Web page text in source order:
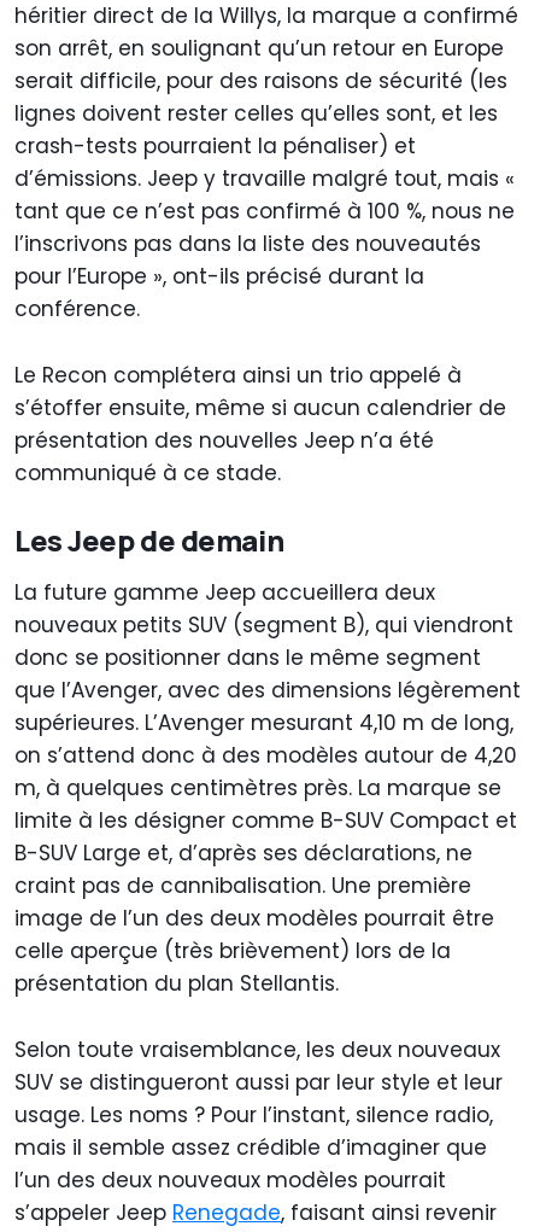
héritier direct de la Willys, la marque a confirmé
son arrêt, en soulignant qu’un retour en Europe
serait difficile, pour des raisons de sécurité (les
lignes doivent rester celles qu’elles sont, et les
crash-tests pourraient la pénaliser) et
d’émissions. Jeep y travaille malgré tout, mais «
tant que ce n’est pas confirmé à 100 %, nous ne
l’inscrivons pas dans la liste des nouveautés
pour l’Europe », ont-ils précisé durant la
conférence.
Le Recon complétera ainsi un trio appelé à
s’étoffer ensuite, même si aucun calendrier de
présentation des nouvelles Jeep n’a été
communiqué à ce stade.
Les Jeep de demain
La future gamme Jeep accueillera deux
nouveaux petits SUV (segment B), qui viendront
donc se positionner dans le même segment
que l’Avenger, avec des dimensions légèrement
supérieures. L’Avenger mesurant 4,10 m de long,
on s’attend donc à des modèles autour de 4,20
m, à quelques centimètres près. La marque se
limite à les désigner comme B-SUV Compact et
B-SUV Large et, d’après ses déclarations, ne
craint pas de cannibalisation. Une première
image de l’un des deux modèles pourrait être
celle aperçue (très brièvement) lors de la
présentation du plan Stellantis.
Selon toute vraisemblance, les deux nouveaux
SUV se distingueront aussi par leur style et leur
usage. Les noms ? Pour l’instant, silence radio,
mais il semble assez crédible d’imaginer que
l’un des deux nouveaux modèles pourrait
s’appeler Jeep Renegade, faisant ainsi revenir